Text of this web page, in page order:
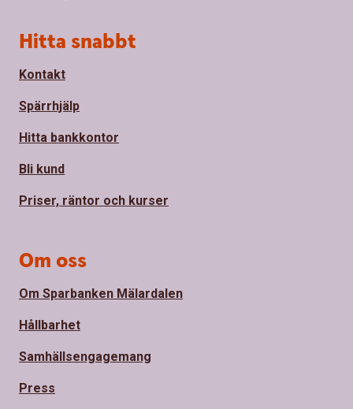
Sidfot
Hitta snabbt
Kontakt
Spärrhjälp
Hitta bankkontor
Bli kund
Priser, räntor och kurser
Om oss
Om Sparbanken Mälardalen
Hållbarhet
Samhällsengagemang
Press